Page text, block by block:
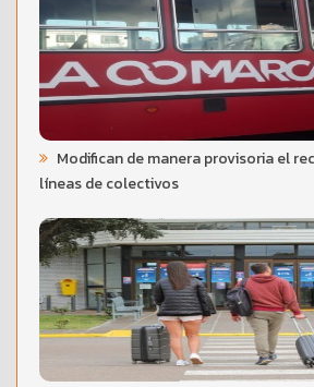
Modifican de manera provisoria el
líneas de colectivos